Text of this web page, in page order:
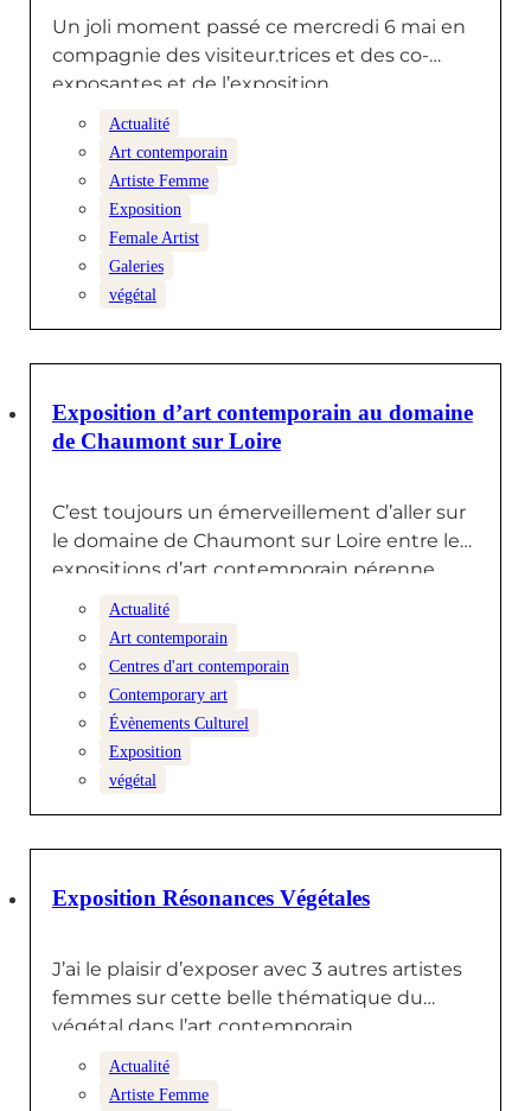
Un joli moment passé ce mercredi 6 mai en
compagnie des visiteur.trices et des co-
exposantes et de l’exposition…
Actualité
Art contemporain
Artiste Femme
Exposition
Female Artist
Galeries
végétal
9 MAI 2026
Exposition d’art contemporain au domaine
de Chaumont sur Loire
C’est toujours un émerveillement d’aller sur
le domaine de Chaumont sur Loire entre les
expositions d’art contemporain pérenne…
Actualité
Art contemporain
Centres d'art contemporain
Contemporary art
Évènements Culturel
Exposition
végétal
24 AVRIL 2026
Exposition Résonances Végétales
J’ai le plaisir d’exposer avec 3 autres artistes
femmes sur cette belle thématique du
végétal dans l’art contemporain.…
Actualité
Artiste Femme